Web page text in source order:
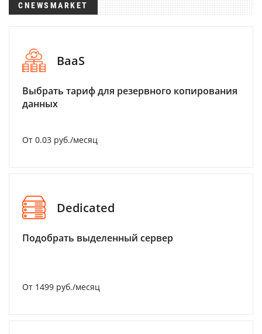
CNEWSMARKET
BaaS
Выбрать тариф для резервного копирования
данных
От 0.03 руб./месяц
Dedicated
Подобрать выделенный сервер
От 1499 руб./месяц